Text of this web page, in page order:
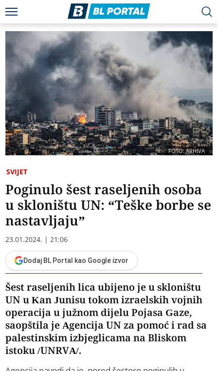
FOTO: ARHIVA
SVIJET
Poginulo šest raseljenih osoba
u skloništu UN: “Teške borbe se
nastavljaju”
23.01.2024. | 21:06
Dodaj BL Portal kao Google izvor
Šest raseljenih lica ubijeno je u skloništu
UN u Kan Junisu tokom izraelskih vojnih
operacija u južnom dijelu Pojasa Gaze,
saopštila je Agencija UN za pomoć i rad sa
palestinskim izbjeglicama na Bliskom
istoku /UNRVA/.